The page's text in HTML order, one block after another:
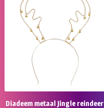
Diadeem metaal Jingle reindeer